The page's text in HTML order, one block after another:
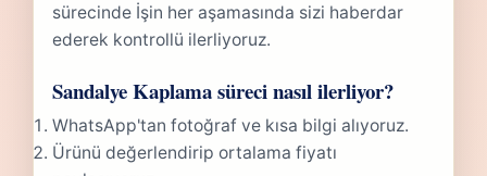
sürecinde İşin her aşamasında sizi haberdar
ederek kontrollü ilerliyoruz.
Sandalye Kaplama süreci nasıl ilerliyor?
WhatsApp'tan fotoğraf ve kısa bilgi alıyoruz.
Ürünü değerlendirip ortalama fiyatı